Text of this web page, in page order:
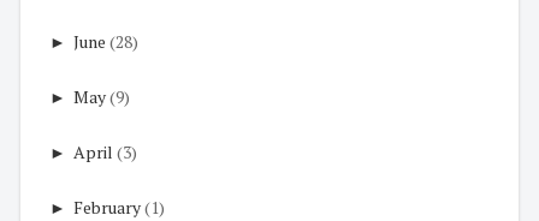
► June (28)
► May(9)
► April (3)
► February(1)